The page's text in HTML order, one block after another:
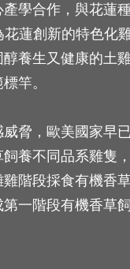
學合作，與花蓮
蓮創新的特色化
養生又健康的土
竿。
脅，歐美國家早
養不同品系雞隻
階段採食有機香
一階段有機香草